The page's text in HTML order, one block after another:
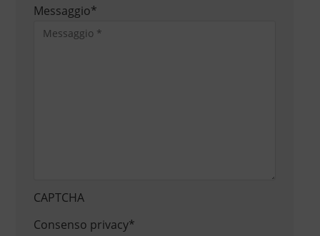
Messaggio*
CAPTCHA
Consenso privacy*